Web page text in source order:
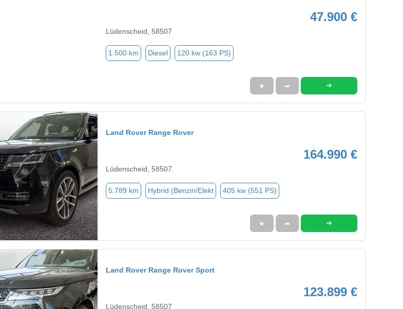
47.900 €
Lüdenscheid, 58507
1.500 km Diesel 120 kw (163 PS)
★ ➦ ➜
Land Rover Range Rover
164.990 €
Lüdenscheid, 58507
5.789 km Hybrid (Benzin/Elekt 405 kw (551 PS)
★ ➦ ➜
Land Rover Range Rover Sport
123.899 €
Lüdenscheid, 58507